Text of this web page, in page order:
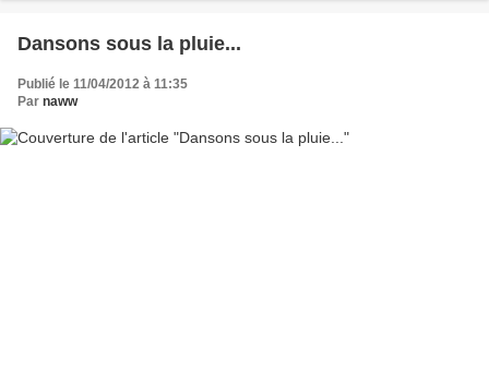
Dansons sous la pluie...
Publié le 11/04/2012 à 11:35
Par naww